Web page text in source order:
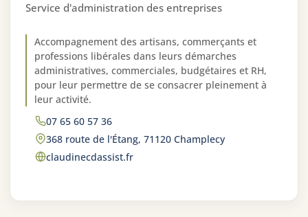
Service d'administration des entreprises
Accompagnement des artisans, commerçants et
professions libérales dans leurs démarches
administratives, commerciales, budgétaires et RH,
pour leur permettre de se consacrer pleinement à
leur activité.
07 65 60 57 36
368 route de l'Étang, 71120 Champlecy
claudinecdassist.fr